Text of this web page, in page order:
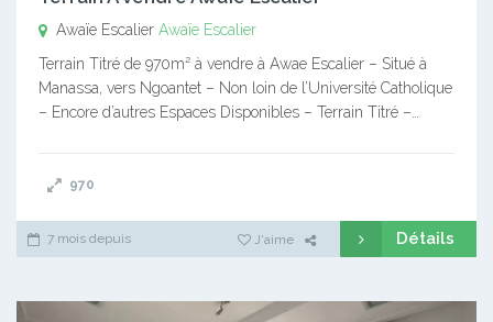
Awaïe Escalier Awaïe Escalier
Terrain Titré de 970m² à vendre à Awae Escalier – Situé à
Manassa, vers Ngoantet – Non loin de l’Université Catholique
– Encore d’autres Espaces Disponibles – Terrain Titré –…
970
7 mois depuis J'aime Détails